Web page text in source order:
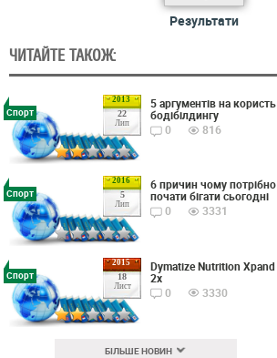
Результати
ЧИТАЙТЕ ТАКОЖ:
2013
22
Лип
Спорт
5 аргументів на користь
бодібілдингу
0
816
2016
5
Лип
Спорт
6 причин чому потрібно
почати бігати сьогодні
0
3331
2015
18
Лист
Спорт
Dymatize Nutrition Xpand
2x
0
3330
БІЛЬШЕ НОВИН